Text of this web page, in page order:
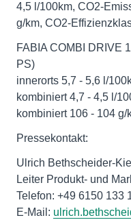
4,5 l/100km, CO2-
g/km, CO2-
FABIA COMBI DRIVE
PS)
innerorts 5,7 - 5,6 l/
kombiniert 4,7 - 4,5 l/
kombiniert 106 - 104
Pressekontakt:
Ulrich Bethscheider-
Leiter Produkt- und
Telefon: +49 6150 133
E-Mail: